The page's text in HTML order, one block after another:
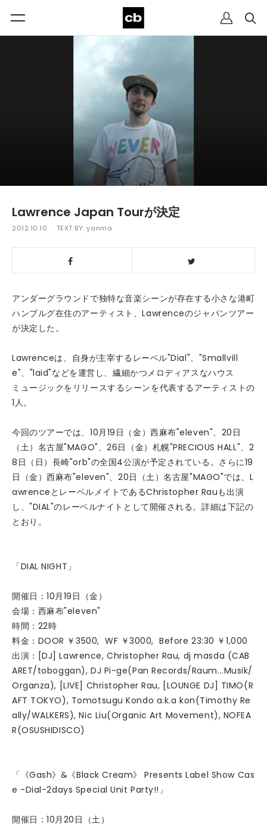
Lawrence Japan Tourが決定
2012.10.10 TEXT BY:yanma
アンダーグラウンドで独特な音楽シーンが存在する小さな港町
ハンブルグ在住のアーティスト、Lawrenceのジャパンツアー
が決定した。
Lawrenceは、自身が主宰するレーベル"Dial"、"Smallvill
e"、"laid"などを運営し、繊細かつメロディアスなハウス
ミュージックをリリースするシーンを代表するアーティストの
1人。
今回のツアーでは、10月19日（金）西麻布"eleven"、20日
（土）名古屋"MAGO"、26日（金）札幌"PRECIOUS HALL"、2
8日（日）長崎"orb"の全国4公演が予定されている。さらに19
日（金）西麻布"eleven"、20日（土）名古屋"MAGO"では、L
awrenceとレーベルメイトであるChristopher Rauも出演
し、"DIAL"のレーベルナイトとして開催される。詳細は下記の
とおり。
「DIAL NIGHT」
開催日：10月19日（金）
会場：西麻布"eleven"
時間：22時
料金：DOOR ￥3500, WF ￥3000, Before 23:30 ￥1,000
出演：[DJ] Lawrence, Christopher Rau, dj masda (CAB
ARET/toboggan), DJ Pi-ge(Pan Records/Raum...Musik/
Organza), [LIVE] Christopher Rau, [LOUNGE DJ] TIMO(R
AFT TOKYO), Tomotsugu Kondo a.k.a kon(Timothy Re
ally/WALKERS), Nic Liu(Organic Art Movement), NOFEA
R(OSUSHIDISCO)
「《Gash》&《Black Cream》 Presents Label Show Cas
e -Dial-2days Special Unit Party!!」
開催日：10月20日（土）